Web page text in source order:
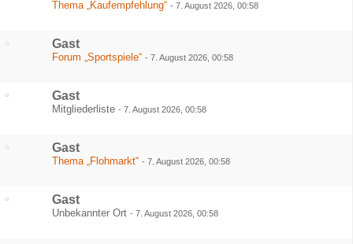
Thema „Kaufempfehlung“ - 7. August 2026, 00:58
Gast
Forum „Sportspiele“ - 7. August 2026, 00:58
Gast
Mitgliederliste - 7. August 2026, 00:58
Gast
Thema „Flohmarkt“ - 7. August 2026, 00:58
Gast
Unbekannter Ort - 7. August 2026, 00:58